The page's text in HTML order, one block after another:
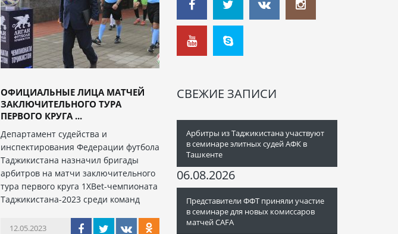
ОФИЦИАЛЬНЫЕ ЛИЦА МАТЧЕЙ
ЗАКЛЮЧИТЕЛЬНОГО ТУРА
ПЕРВОГО КРУГА ...
Департамент судейства и
инспектирования Федерации футбола
Таджикистана назначил бригады
арбитров на матчи заключительного
тура первого круга 1XBet-чемпионата
Таджикистана-2023 среди команд
12.05.2023
СВЕЖИЕ ЗАПИСИ
Арбитры из Таджикистана участвуют
в семинаре элитных судей АФК в
Ташкенте
06.08.2026
Представители ФФТ приняли участие
в семинаре для новых комиссаров
матчей CAFA